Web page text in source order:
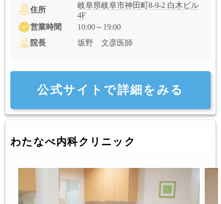
住所
岐阜県岐阜市神田町8-9-2 白木ビル
4F
営業時間
10:00～19:00
院長
坂野 文彦医師
公式サイトで詳細をみる
わたなべ内科クリニック